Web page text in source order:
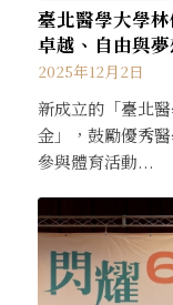
臺北醫學大學
卓越、自由與夢
2025年12月2日
新成立的「臺北
金」，鼓勵優秀
參與體育活動...